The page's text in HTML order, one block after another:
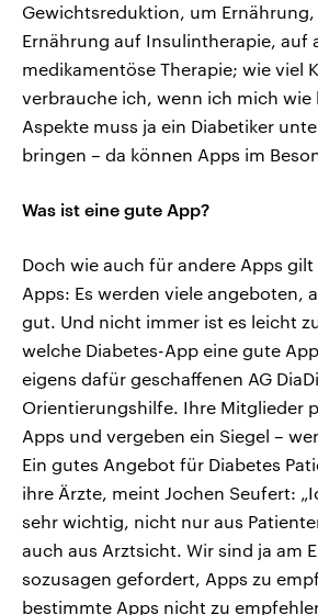
Gewichtsreduktion, um
Ernährung auf Insulintherapie, auf
medikamentöse Therapie; wie viel
verbrauche ich, wenn ich mich wie
Aspekte muss ja ein Diabetiker
bringen – da können Apps im
Was ist eine gute App?
Doch wie auch für andere Apps
Apps: Es werden viele angeboten,
gut. Und nicht immer ist es leicht
welche Diabetes-App eine gute
eigens dafür geschaffenen AG
Orientierungshilfe. Ihre Mitglieder
Apps und vergeben ein Siegel –
Ein gutes Angebot für Diabetes
ihre Ärzte, meint Jochen Seufert:
sehr wichtig, nicht nur aus
auch aus Arztsicht. Wir sind ja am
sozusagen gefordert, Apps zu
bestimmte Apps nicht zu